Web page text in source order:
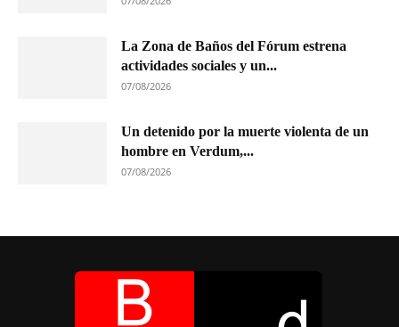
La Zona de Baños del Fórum estrena
actividades sociales y un...
07/08/2026
Un detenido por la muerte violenta de un
hombre en Verdum,...
07/08/2026